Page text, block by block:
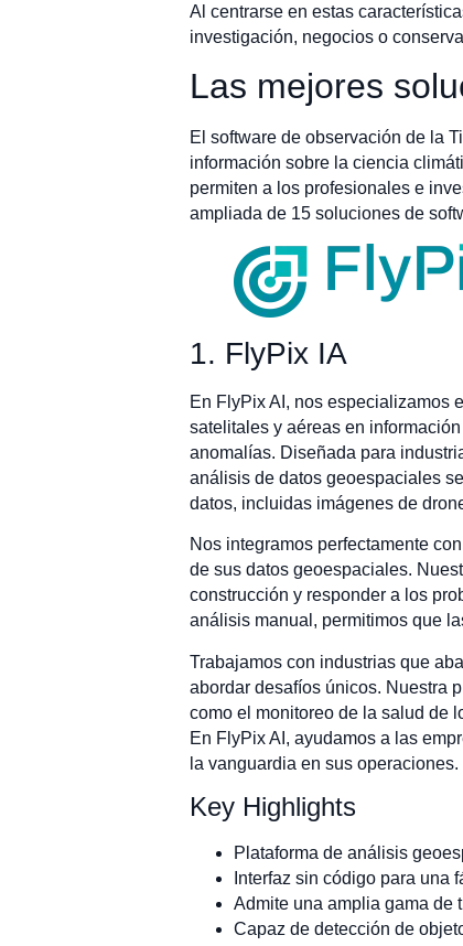
Al centrarse en estas
investigación, negocios o
Las mejores
El software de observación de la
información sobre la ciencia
permiten a los profesionales e
ampliada de 15 soluciones de
1. FlyPix IA
En FlyPix AI, nos especializamos
satelitales y aéreas en
anomalías. Diseñada para
análisis de datos geoespaciales
datos, incluidas imágenes de
Nos integramos perfectamente
de sus datos geoespaciales.
construcción y responder a los
análisis manual, permitimos que
Trabajamos con industrias que
abordar desafíos únicos. Nuestra
como el monitoreo de la salud de
En FlyPix AI, ayudamos a las
la vanguardia en sus operaciones.
Key Highlights
Plataforma de análisis
Interfaz sin código para una
Admite una amplia gama de
Capaz de detección de